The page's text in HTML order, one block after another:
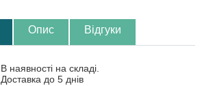
Опис Відгуки
В наявності на складі.
Доставка до 5 днів